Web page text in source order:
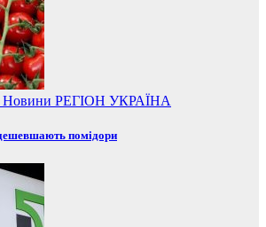
Новини РЕГІОН УКРАЇНА
помідори